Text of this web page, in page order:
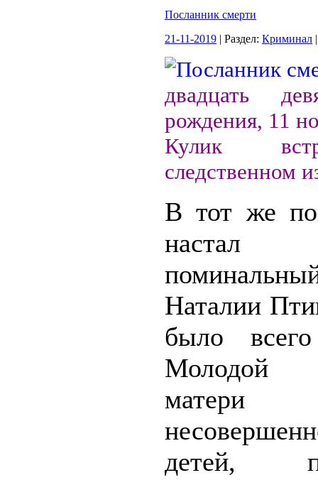
Посланник смерти
21-11-2019 | Раздел: Криминал
двадцать
рождения, 11
Кулик
следственном
В тот же
настал
Наталии
было
Молодой
матери
детей,